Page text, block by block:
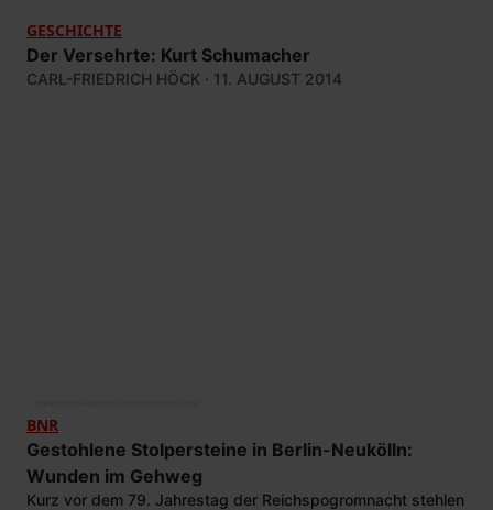
GESCHICHTE
Der Versehrte: Kurt Schumacher
CARL-FRIEDRICH HÖCK · 11. AUGUST 2014
BNR
Gestohlene Stolpersteine in Berlin-Neukölln:
Wunden im Gehweg
Kurz vor dem 79. Jahrestag der Reichspogromnacht stehlen